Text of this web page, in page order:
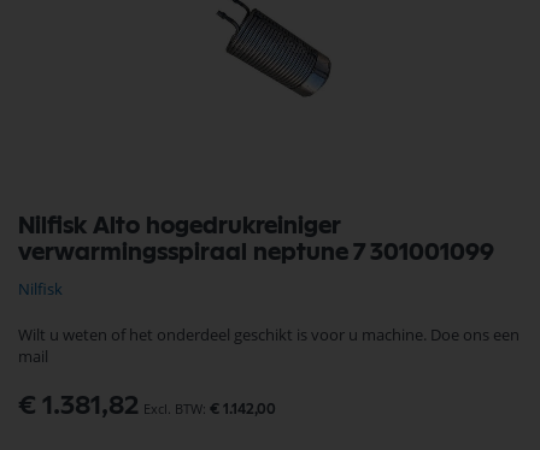
Nilfisk Alto hogedrukreiniger
verwarmingsspiraal neptune 7 301001099
Nilfisk
Wilt u weten of het onderdeel geschikt is voor u machine. Doe ons een
mail
€ 1.381,82 € 1.142,00
naar
het
van
afbeeldingen-
gallerij